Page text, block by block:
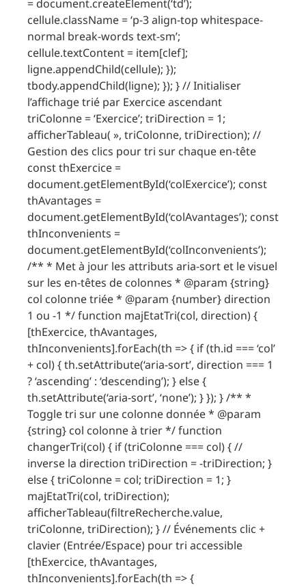
= document.createElement(‘td’);
cellule.className = ‘p-3 align-top whitespace-
normal break-words text-sm’;
cellule.textContent = item[clef];
ligne.appendChild(cellule); });
tbody.appendChild(ligne); }); } // Initialiser
l’affichage trié par Exercice ascendant
triColonne = ‘Exercice’; triDirection = 1;
afficherTableau( », triColonne, triDirection); //
Gestion des clics pour tri sur chaque en-tête
const thExercice =
document.getElementById(‘colExercice’); const
thAvantages =
document.getElementById(‘colAvantages’); const
thInconvenients =
document.getElementById(‘colInconvenients’);
/** * Met à jour les attributs aria-sort et le visuel
sur les en-têtes de colonnes * @param {string}
col colonne triée * @param {number} direction
1 ou -1 */ function majEtatTri(col, direction) {
[thExercice, thAvantages,
thInconvenients].forEach(th => { if (th.id === ‘col’
+ col) { th.setAttribute(‘aria-sort’, direction === 1
? ‘ascending’ : ‘descending’); } else {
th.setAttribute(‘aria-sort’, ‘none’); } }); } /** *
Toggle tri sur une colonne donnée * @param
{string} col colonne à trier */ function
changerTri(col) { if (triColonne === col) { //
inverse la direction triDirection = -triDirection; }
else { triColonne = col; triDirection = 1; }
majEtatTri(col, triDirection);
afficherTableau(filtreRecherche.value,
triColonne, triDirection); } // Événements clic +
clavier (Entrée/Espace) pour tri accessible
[thExercice, thAvantages,
thInconvenients].forEach(th => {